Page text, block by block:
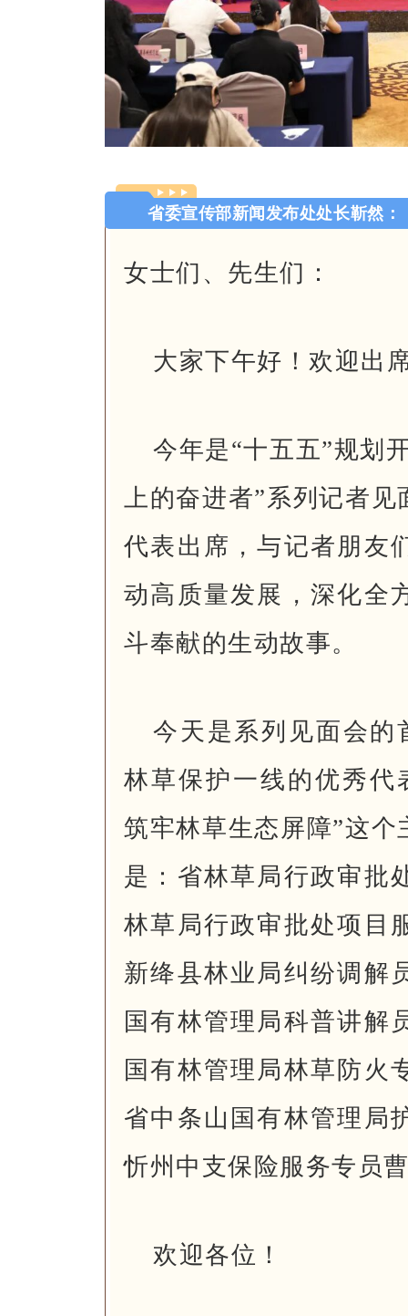
省委宣传部新闻发布处处长靳然：
女士们、先生们：
大家下午好！欢迎出
今年是“十五五”规划
上的奋进者”系列记者
代表出席，与记者朋友
动高质量发展，深化全
斗奉献的生动故事。
今天是系列见面会的
林草保护一线的优秀代
筑牢林草生态屏障”这
是：省林草局行政审批
林草局行政审批处项目
新绛县林业局纠纷调解
国有林管理局科普讲解
国有林管理局林草防火
省中条山国有林管理局
忻州中支保险服务专员
欢迎各位！